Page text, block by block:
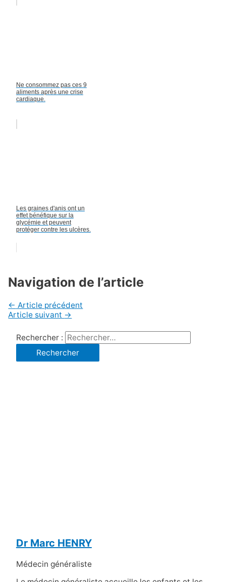
Ne consommez pas ces 9
aliments après une crise
cardiaque.
Les graines d'anis ont un
effet bénéfique sur la
glycémie et peuvent
protéger contre les ulcères.
Navigation de l’article
← Article précédent
Article suivant →
Rechercher :
Dr Marc HENRY
Médecin généraliste